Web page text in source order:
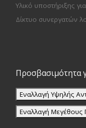
Υλικό υποστήριξης
Δίκτυο συνεργατών
Προσβασιμότητα
Εναλλαγή Υψηλής
Εναλλαγή Μεγέθους